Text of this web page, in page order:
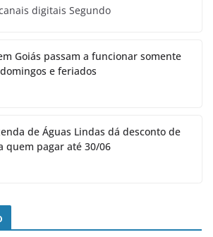
digitais Segundo
Goiás passam a funcionar somente
e feriados
de Águas Lindas dá desconto de
quem pagar até 30/06